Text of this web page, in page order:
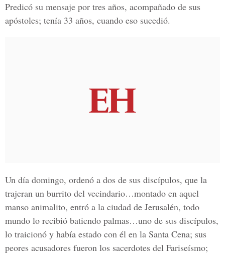
Predicó su mensaje por tres años, acompañado de sus
apóstoles; tenía 33 años, cuando eso sucedió.
Un día domingo, ordenó a dos de sus discípulos, que la
trajeran un burrito del vecindario…montado en aquel
manso animalito, entró a la ciudad de Jerusalén, todo
mundo lo recibió batiendo palmas…uno de sus discípulos,
lo traicionó y había estado con él en la Santa Cena; sus
peores acusadores fueron los sacerdotes del Fariseísmo;